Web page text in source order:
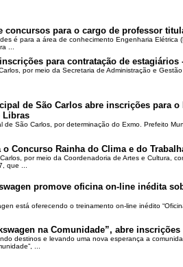
concursos para o cargo de professor
é para a área de conhecimento Engenharia
...
para contratação de estagiários
por meio da Secretaria de Administração e
de São Carlos abre inscrições para
Libras
de São Carlos, por determinação do Exmo. Prefeito
o Concurso Rainha do Clima e do
por meio da Coordenadoria de Artes e Cultura,
que ...
promove oficina on-line inédita
está oferecendo o treinamento on-line inédito
na Comunidade”, abre
destinos e levando uma nova esperança a
...